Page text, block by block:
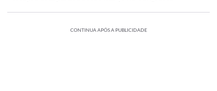
CONTINUA APÓS A PUBLICIDADE